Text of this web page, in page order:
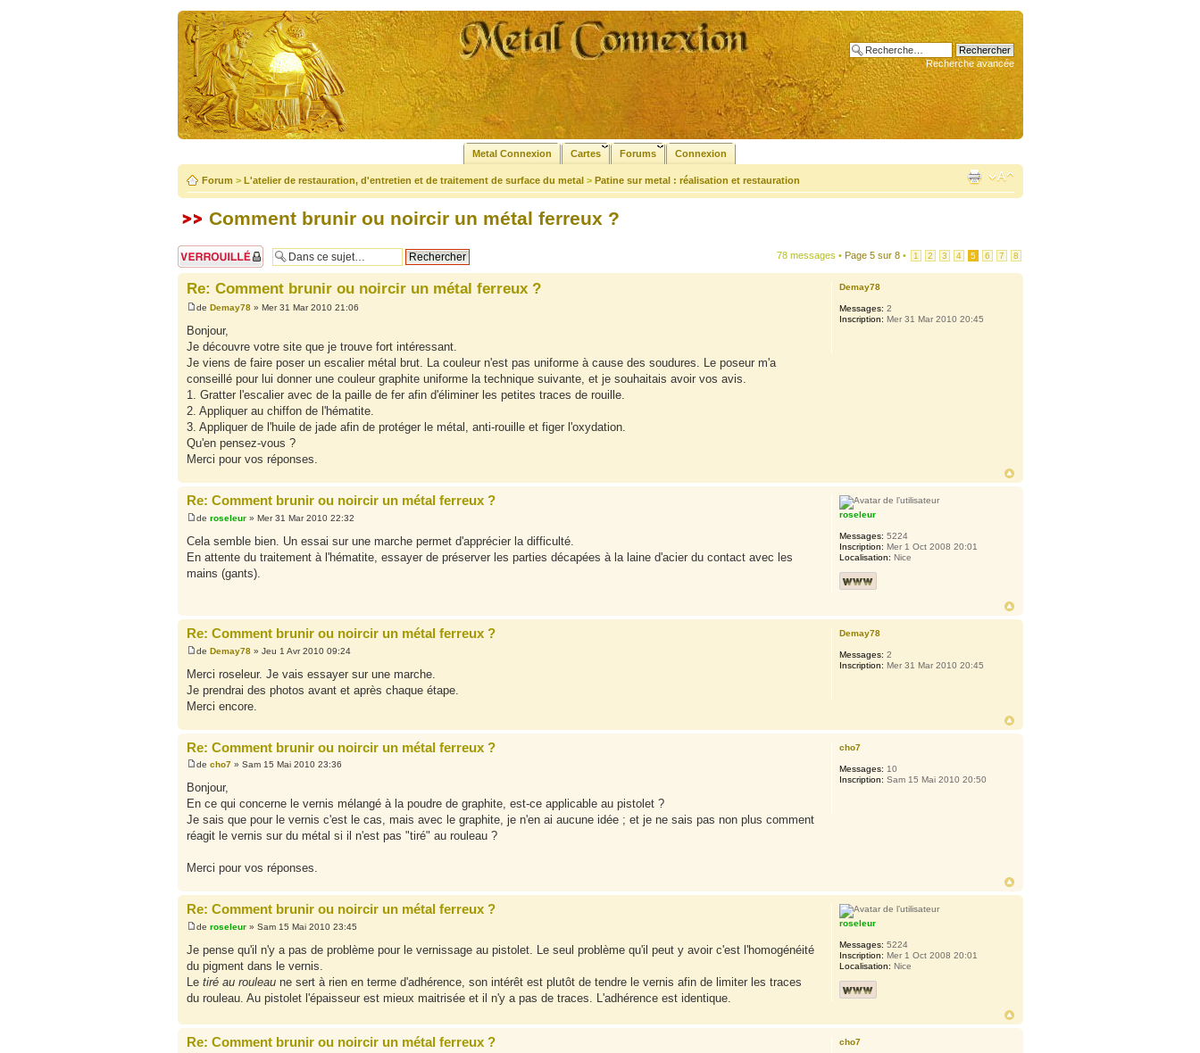
Recherche avancée
Metal Connexion Cartes Forums Connexion
Forum > L'atelier de restauration, d'entretien et de traitement de surface du metal > Patine sur metal : réalisation et restauration
Comment brunir ou noircir un métal ferreux ?
Sujet verrouillé 78 messages • Page 5sur 8• 1 2 3 4 5 6 7 8
Re: Comment brunir ou noircir un métal ferreux ?
de Demay78» Mer 31 Mar 2010 21:06
Bonjour,
Je découvre votre site que je trouve fort intéressant.
Je viens de faire poser un escalier métal brut. La couleur n'est pas uniforme à cause des soudures. Le poseur m'a
conseillé pour lui donner une couleur graphite uniforme la technique suivante, et je souhaitais avoir vos avis.
1. Gratter l'escalier avec de la paille de fer afin d'éliminer les petites traces de rouille.
2. Appliquer au chiffon de l'hématite.
3. Appliquer de l'huile de jade afin de protéger le métal, anti-rouille et figer l'oxydation.
Qu'en pensez-vous ?
Merci pour vos réponses.
Demay78
Messages: 2
Inscription: Mer 31 Mar 2010 20:45
Re: Comment brunir ou noircir un métal ferreux ?
de roseleur» Mer 31 Mar 2010 22:32
Cela semble bien. Un essai sur une marche permet d'apprécier la difficulté.
En attente du traitement à l'hématite, essayer de préserver les parties décapées à la laine d'acier du contact avec les
mains (gants).
roseleur
Messages: 5224
Inscription: Mer 1 Oct 2008 20:01
Localisation: Nice
Re: Comment brunir ou noircir un métal ferreux ?
de Demay78» Jeu 1 Avr 2010 09:24
Merci roseleur. Je vais essayer sur une marche.
Je prendrai des photos avant et après chaque étape.
Merci encore.
Demay78
Messages: 2
Inscription: Mer 31 Mar 2010 20:45
Re: Comment brunir ou noircir un métal ferreux ?
de cho7» Sam 15 Mai 2010 23:36
Bonjour,
En ce qui concerne le vernis mélangé à la poudre de graphite, est-ce applicable au pistolet ?
Je sais que pour le vernis c'est le cas, mais avec le graphite, je n'en ai aucune idée ; et je ne sais pas non plus comment
réagit le vernis sur du métal si il n'est pas "tiré" au rouleau ?
Merci pour vos réponses.
cho7
Messages: 10
Inscription: Sam 15 Mai 2010 20:50
Re: Comment brunir ou noircir un métal ferreux ?
de roseleur» Sam 15 Mai 2010 23:45
Je pense qu'il n'y a pas de problème pour le vernissage au pistolet. Le seul problème qu'il peut y avoir c'est l'homogénéité
du pigment dans le vernis.
Le tiré au rouleaune sert à rien en terme d'adhérence, son intérêt est plutôt de tendre le vernis afin de limiter les traces
du rouleau. Au pistolet l'épaisseur est mieux maitrisée et il n'y a pas de traces. L'adhérence est identique.
roseleur
Messages: 5224
Inscription: Mer 1 Oct 2008 20:01
Localisation: Nice
Re: Comment brunir ou noircir un métal ferreux ? cho7